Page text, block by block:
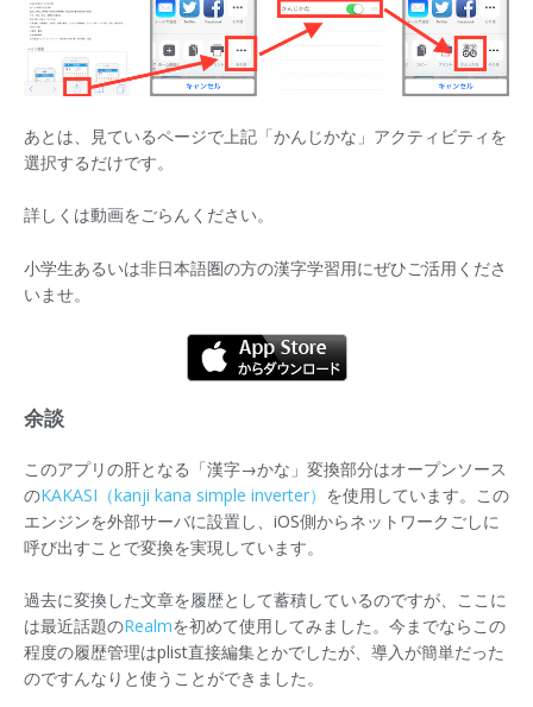
あとは、見ているページで上記「かんじかな」アクティビティを
選択するだけです。
詳しくは動画をごらんください。
小学生あるいは非日本語圏の方の漢字学習用にぜひご活用くださ
いませ。
余談
このアプリの肝となる「漢字→かな」変換部分はオープンソース
のKAKASI（kanji kana simple inverter） を使用しています。この
エンジンを外部サーバに設置し、iOS側からネットワークごしに
呼び出すことで変換を実現しています。
過去に変換した文章を履歴として蓄積しているのですが、ここに
は最近話題のRealmを初めて使用してみました。今までならこの
程度の履歴管理はplist直接編集とかでしたが、導入が簡単だった
のですんなりと使うことができました。